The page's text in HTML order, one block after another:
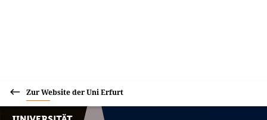
Zur Website der Uni Erfurt